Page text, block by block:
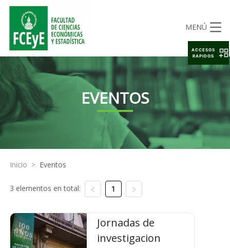
MENÚ
EVENTOS
Inicio > Eventos
3 elementos en total: 1
Jornadas de
investigacion
ACCESOS
RAPIDOS